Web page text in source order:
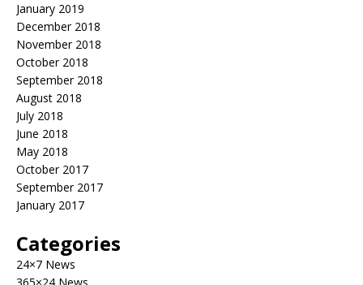
January 2019
December 2018
November 2018
October 2018
September 2018
August 2018
July 2018
June 2018
May 2018
October 2017
September 2017
January 2017
Categories
24×7 News